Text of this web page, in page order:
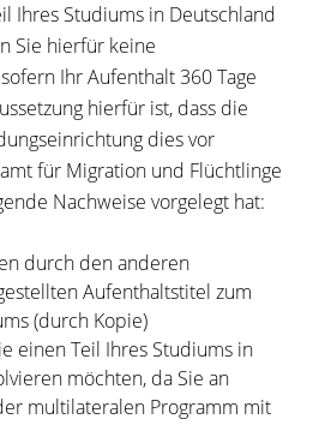
Ihres Studiums in Deutschland
Sie hierfür keine
Ihr Aufenthalt 360 Tage
hierfür ist, dass die
dies vor
für Migration und Flüchtlinge
Nachweise vorgelegt hat:
durch den anderen
Aufenthaltstitel zum
(durch Kopie)
einen Teil Ihres Studiums in
möchten, da Sie an
multilateralen Programm mit